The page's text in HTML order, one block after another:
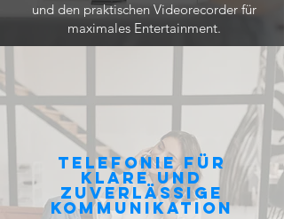
und den praktischen Videorecorder für
maximales Entertainment.
Telefonie für
klare und
zuverlässige
Kommunikation